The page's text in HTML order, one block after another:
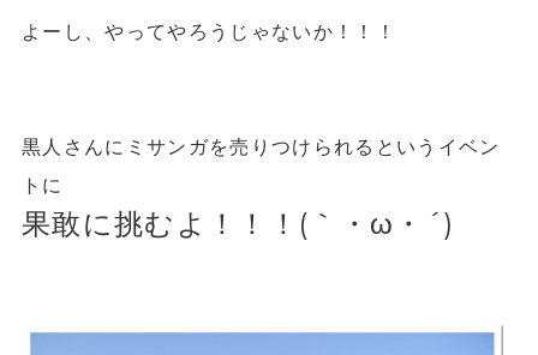
よーし、やってやろうじゃないか！！！
黒人さんにミサンガを売りつけられるというイベン
トに
果敢に挑むよ！！！(｀・ω・´)